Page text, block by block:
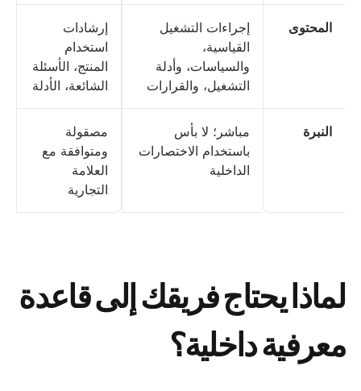
المحتوى
إجراءات التشغيل
القياسية،
والسياسات، وأدلة
التشغيل، والقرارات
إرشادات
استخدام
المنتج، الأسئلة
الشائعة، الأدلة
النبرة
مباشر؛ لا بأس
باستخدام الاختصارات
الداخلية
مصقولة
ومتوافقة مع
العلامة
التجارية
لماذا يحتاج فريقك إلى قاعدة
معرفية داخلية؟